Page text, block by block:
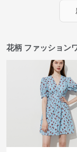
花柄 ファッション